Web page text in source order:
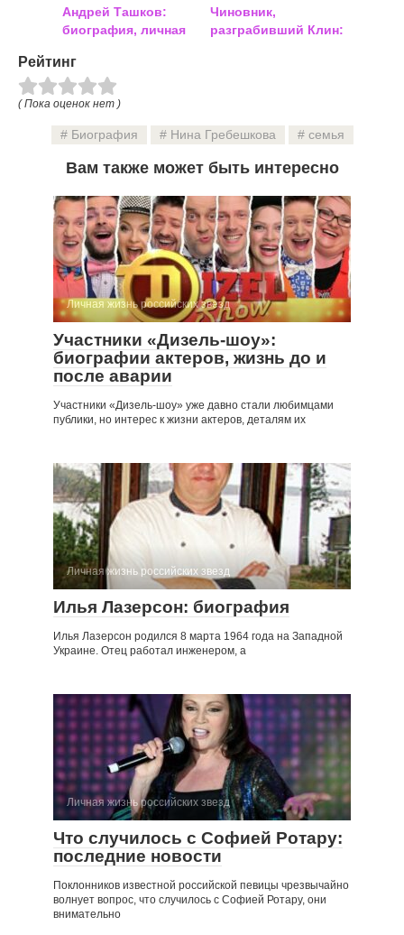
Андрей Ташков:
биография, личная
Чиновник,
разграбивший Клин:
Рейтинг
( Пока оценок нет )
Биография Нина Гребешкова семья
Вам также может быть интересно
Личная жизнь российских звезд
Участники «Дизель-шоу»:
биографии актеров, жизнь до и
после аварии
Участники «Дизель-шоу» уже давно стали любимцами
публики, но интерес к жизни актеров, деталям их
Личная жизнь российских звезд
Илья Лазерсон: биография
Илья Лазерсон родился 8 марта 1964 года на Западной
Украине. Отец работал инженером, а
Личная жизнь российских звезд
Что случилось с Софией Ротару:
последние новости
Поклонников известной российской певицы чрезвычайно
волнует вопрос, что случилось с Софией Ротару, они
внимательно